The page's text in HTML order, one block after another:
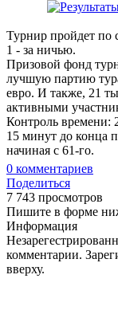
Турнир пройдет по
1 - за ничью.
Призовой фонд
лучшую партию
евро. И также, 21
активными
Контроль времени:
15 минут до конца
начиная с 61-го.
0 комментариев
Поделиться
7 743 просмотров
Пишите в форме
Информация
комментарии.
вверху.